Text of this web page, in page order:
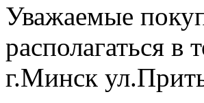
Уважаемые
располагаться
г.Минск